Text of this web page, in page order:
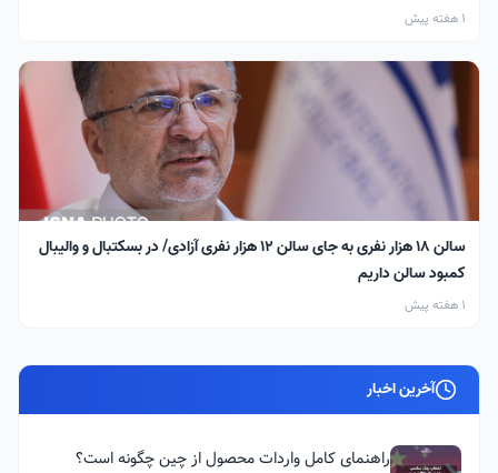
1 هفته پیش
سالن ۱۸ هزار نفری به جای سالن ۱۲ هزار نفری آزادی/ در بسکتبال و والیبال
کمبود سالن داریم
1 هفته پیش
آخرین اخبار
راهنمای کامل واردات محصول از چین چگونه است؟